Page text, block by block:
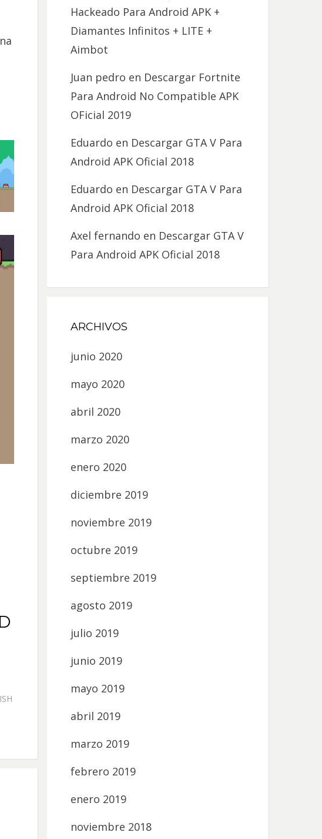
Hackeado Para Android APK +
Diamantes Infinitos + LITE +
Aimbot
Juan pedro en Descargar Fortnite
Para Android No Compatible APK
OFicial 2019
Eduardo en Descargar GTA V Para
Android APK Oficial 2018
Eduardo en Descargar GTA V Para
Android APK Oficial 2018
Axel fernando en Descargar GTA V
Para Android APK Oficial 2018
ARCHIVOS
junio 2020
mayo 2020
abril 2020
marzo 2020
enero 2020
diciembre 2019
noviembre 2019
octubre 2019
septiembre 2019
agosto 2019
julio 2019
junio 2019
mayo 2019
abril 2019
marzo 2019
febrero 2019
enero 2019
noviembre 2018